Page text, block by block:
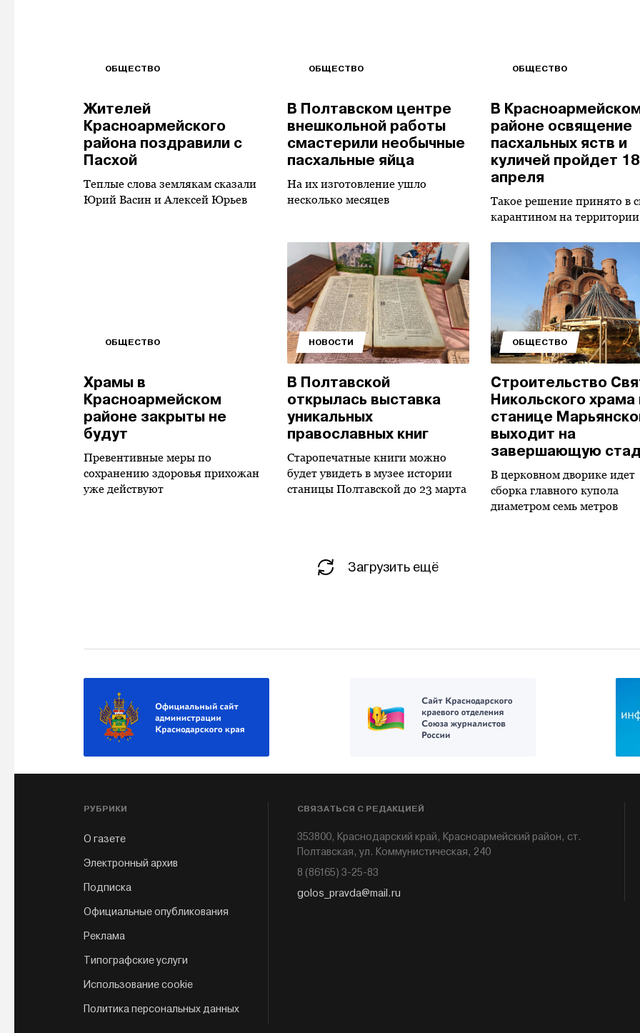
ОБЩЕСТВО
Жителей
Красноармейского
района поздравили с
Пасхой
Теплые слова землякам сказали
Юрий Васин и Алексей Юрьев
ОБЩЕСТВО
В Полтавском центре
внешкольной работы
смастерили необычные
пасхальные яйца
На их изготовление ушло
несколько месяцев
ОБЩЕСТВО
В
районе освящение
пасхальных яств и
куличей пройдет 18
апреля
Такое решение принято в
карантином на
ОБЩЕСТВО
Храмы в
Красноармейском
районе закрыты не
будут
Превентивные меры по
сохранению здоровья прихожан
уже действуют
НОВОСТИ
В Полтавской
открылась выставка
уникальных
православных книг
Старопечатные книги можно
будет увидеть в музее истории
станицы Полтавской до 23 марта
ОБЩЕСТВО
Строительство
Никольского храма
станице
выходит на
завершающую
В церковном дворике идет
сборка главного купола
диаметром семь метров
Загрузить ещё
РУБРИКИ
О газете
Электронный архив
Подписка
Официальные опубликования
Реклама
Типографские услуги
Использование cookie
Политика персональных данных
СВЯЗАТЬСЯ С РЕДАКЦИЕЙ
353800, Краснодарский край, Красноармейский район, ст.
Полтавская, ул. Коммунистическая, 240
8 (86165) 3-25-83
golos_pravda@mail.ru